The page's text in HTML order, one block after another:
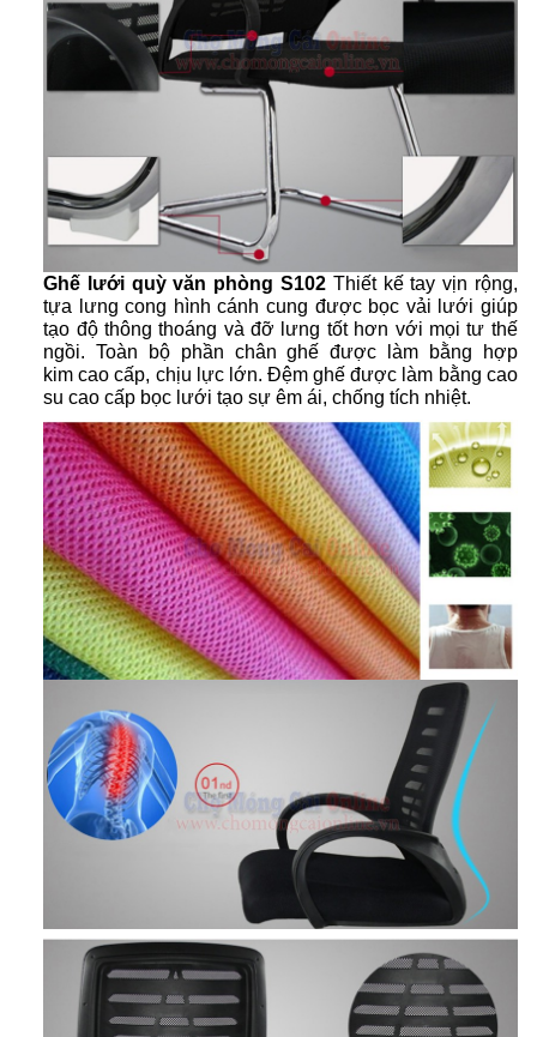
Ghế lưới quỳ văn phòng S102Thiết kế tay vịn rộng,
tựa lưng cong hình cánh cung được bọc vải lưới giúp
tạo độ thông thoáng và đỡ lưng tốt hơn với mọi tư thế
ngồi.Toàn bộ phần chân ghếđược làm bằng hợp
kim cao cấp, chịu lực lớn. Đệm ghế được làm bằng cao
su cao cấp bọc lưới tạo sự êm ái, chống tích nhiệt.